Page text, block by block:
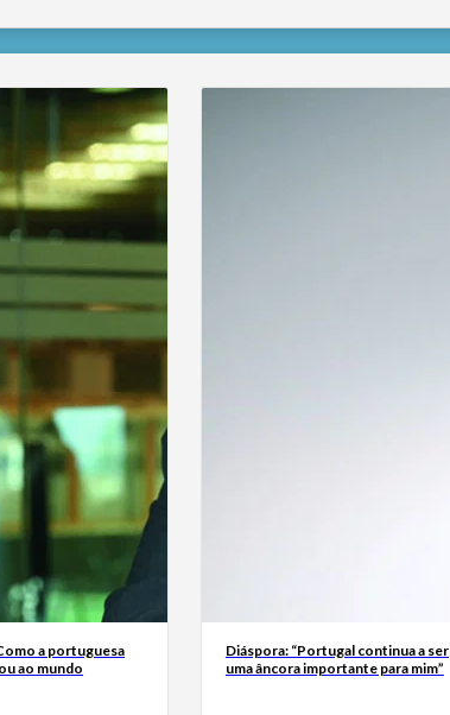
a portuguesa
ao mundo
Diáspora: “Portugal continua a ser
uma âncora importante para mim”